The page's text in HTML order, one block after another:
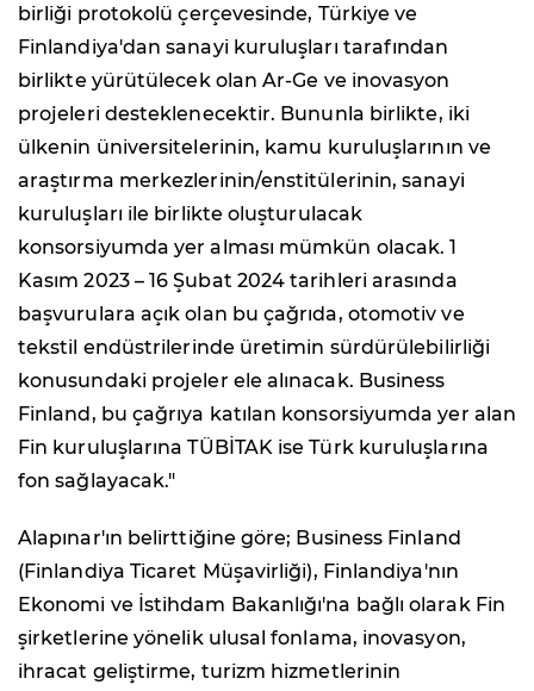
birliği protokolü çerçevesinde, Türkiye ve
Finlandiya'dan sanayi kuruluşları tarafından
birlikte yürütülecek olan Ar-Ge ve inovasyon
projeleri desteklenecektir. Bununla birlikte, iki
ülkenin üniversitelerinin, kamu kuruluşlarının ve
araştırma merkezlerinin/enstitülerinin, sanayi
kuruluşları ile birlikte oluşturulacak
konsorsiyumda yer alması mümkün olacak. 1
Kasım 2023 – 16 Şubat 2024 tarihleri arasında
başvurulara açık olan bu çağrıda, otomotiv ve
tekstil endüstrilerinde üretimin sürdürülebilirliği
konusundaki projeler ele alınacak. Business
Finland, bu çağrıya katılan konsorsiyumda yer alan
Fin kuruluşlarına TÜBİTAK ise Türk kuruluşlarına
fon sağlayacak."
Alapınar'ın belirttiğine göre; Business Finland
(Finlandiya Ticaret Müşavirliği), Finlandiya'nın
Ekonomi ve İstihdam Bakanlığı'na bağlı olarak Fin
şirketlerine yönelik ulusal fonlama, inovasyon,
ihracat geliştirme, turizm hizmetlerinin